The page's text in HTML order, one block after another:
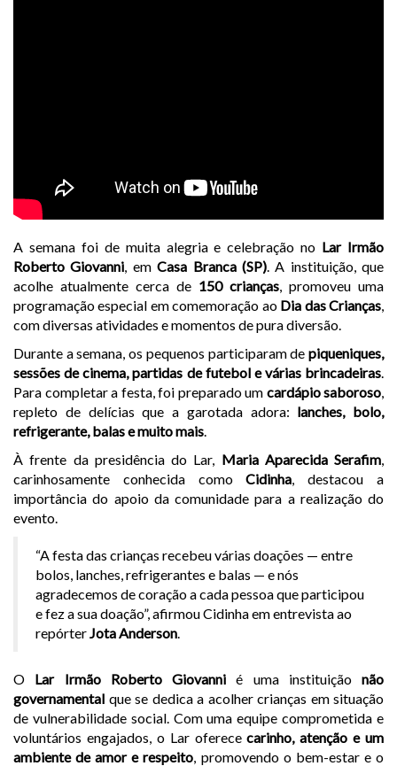
A semana foi de muita alegria e celebração no Lar Irmão
Roberto Giovanni , emCasa Branca (SP). A instituição, que
acolhe atualmente cerca de 150 crianças , promoveu uma
programação especial em comemoração ao Dia das Crianças
com diversas atividades e momentos de pura diversão.
Durante a semana, os pequenos participaram de piqueniques,
sessões de cinema, partidas de futebol e várias brincadeiras
Para completar a festa, foi preparado um cardápio saboroso
repleto de delícias que a garotada adora: lanches, bolo,
refrigerante, balas e muito mais
À frente da presidência do Lar, Maria Aparecida Serafim
carinhosamente conhecida comoCidinha , destacou a
importância do apoio da comunidade para a realização do
evento.
“A festa das crianças recebeu várias doações — entre
bolos, lanches, refrigerantes e balas — e nós
agradecemos de coração a cada pessoa que participou
e fez a sua doação”, afirmou Cidinha em entrevista ao
repórter Jota Anderson
O Lar Irmão Roberto Giovanni é uma instituição não
governamental que se dedica a acolher crianças em situação
de vulnerabilidade social. Com uma equipe comprometida e
voluntários engajados, o Lar oferececarinho, atenção e um
ambiente de amor e respeito , promovendo o bem-estar e o